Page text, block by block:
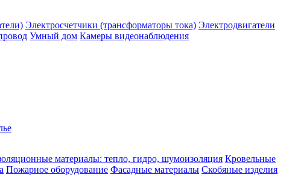
Электросчетчики (трансформаторы тока) Электродвигатели
Умный дом Камеры видеонаблюдения
материалы: тепло, гидро, шумоизоляция Кровельные
Пожарное оборудование Фасадные материалы Скобяные изделия